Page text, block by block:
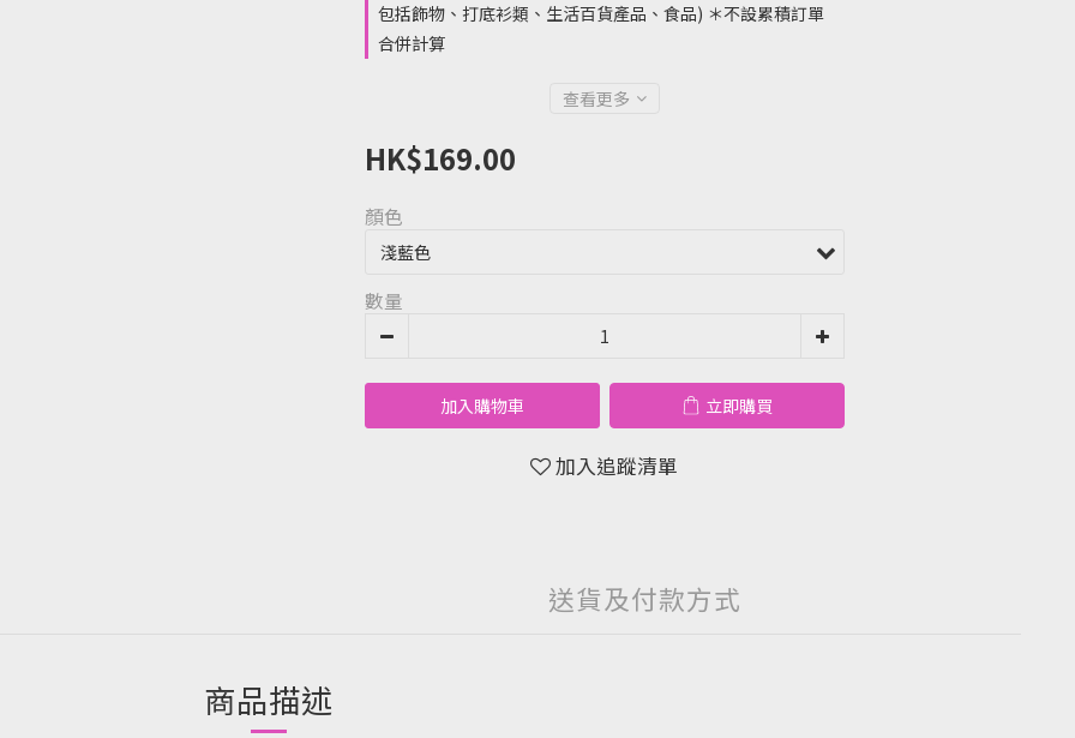
包括飾物、打底衫類、生活百貨產品、食品) ＊不設累積訂單
合併計算
查看更多
HK$169.00
顏色
數量
加入購物車 立即購買
加入追蹤清單
送貨及付款方式
商品描述